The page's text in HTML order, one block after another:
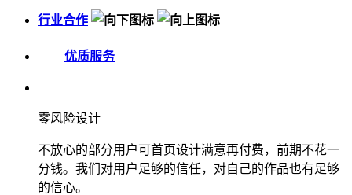
行业合作
优质服务
零风险设计
不放心的部分用户可首页设计满意再付费，前期不花一
分钱。我们对用户足够的信任，对自己的作品也有足够
的信心。